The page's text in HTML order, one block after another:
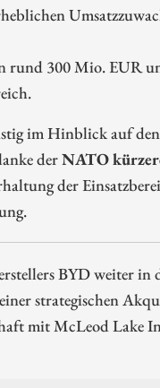
rund 300 Mio. EUR
im Hinblick auf den
derNATO
der
BYD weiter in
strategischen
mit McLeod Lake